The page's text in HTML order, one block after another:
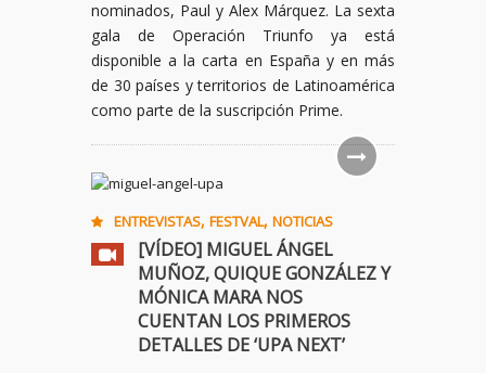
nominados, Paul y Alex Márquez. La sexta
gala de Operación Triunfo ya está
disponible a la carta en España y en más
de 30 países y territorios de Latinoamérica
como parte de la suscripción Prime.
ENTREVISTAS, FESTVAL, NOTICIAS
[VÍDEO] MIGUEL ÁNGEL
MUÑOZ, QUIQUE GONZÁLEZ Y
MÓNICA MARA NOS
CUENTAN LOS PRIMEROS
DETALLES DE ‘UPA NEXT’